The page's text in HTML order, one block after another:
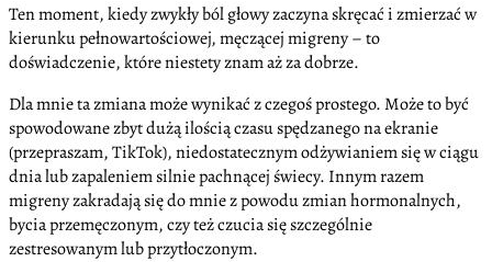
Ten moment, kiedy zwykły ból głowy zaczyna skręcać i zmierzać w
kierunku pełnowartościowej, męczącej migreny – to
doświadczenie, które niestety znam aż za dobrze.
Dla mnie ta zmiana może wynikać z czegoś prostego. Może to być
spowodowane zbyt dużą ilością czasu spędzanego na ekranie
(przepraszam, TikTok), niedostatecznym odżywianiem się w ciągu
dnia lub zapaleniem silnie pachnącej świecy. Innym razem
migreny zakradają się do mnie z powodu zmian hormonalnych,
bycia przemęczonym, czy też czucia się szczególnie
zestresowanym lub przytłoczonym.